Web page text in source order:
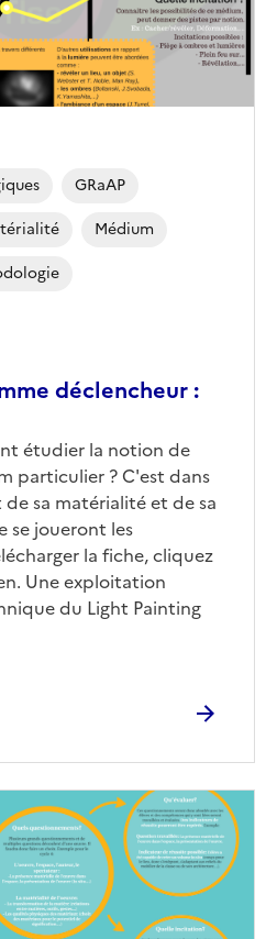
déclencheur :
étudier la notion de
particulier ? C'est dans
sa matérialité et de sa
se joueront les
la fiche, cliquez
Une exploitation
du Light Painting
GRaAP
Médium